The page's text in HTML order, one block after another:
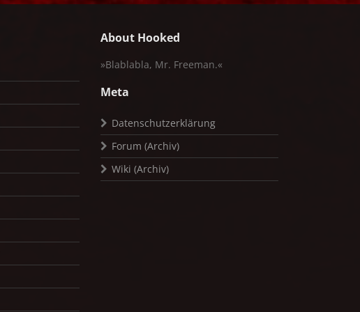
About Hooked
»Blablabla, Mr. Freeman.«
Meta
Datenschutzerklärung
Forum (Archiv)
Wiki (Archiv)